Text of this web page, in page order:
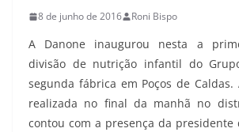
8 de junho de 2016 Roni Bispo
A Danone inaugurou nesta a
divisão de nutrição infantil do
segunda fábrica em Poços de
realizada no final da manhã no
contou com a presença da presidente